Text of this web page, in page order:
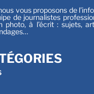
vous proposons de
de journalistes
photo, à l’écrit : sujets,